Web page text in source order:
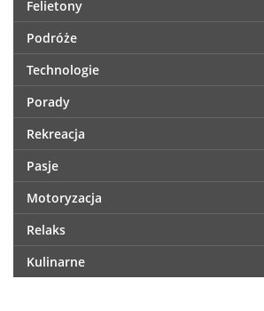
Felietony
Podróże
Technologie
Porady
Rekreacja
Pasje
Motoryzacja
Relaks
Kulinarne